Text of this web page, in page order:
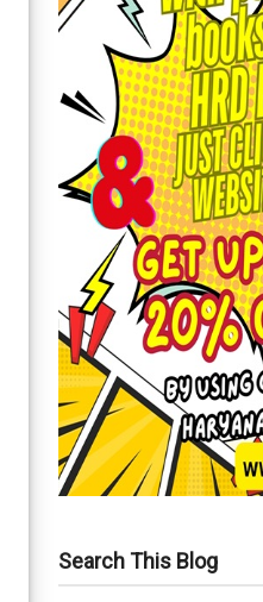
Search This Blog